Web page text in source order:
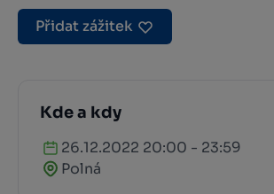
Přidat zážitek
Kde a kdy
26.12.2022 20:00 - 23:59
Polná